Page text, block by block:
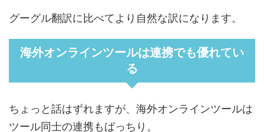
グーグル翻訳に比べてより自然な訳になります。
海外オンラインツールは連携でも優れてい
る
ちょっと話はずれますが、海外オンラインツールは
ツール同士の連携もばっちり。